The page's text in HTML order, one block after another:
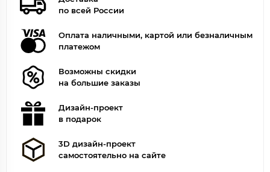
по всей России
Оплата наличными, картой или безналичным
платежом
Возможны скидки
на большие заказы
Дизайн-проект
в подарок
3D дизайн-проект
самостоятельно на сайте